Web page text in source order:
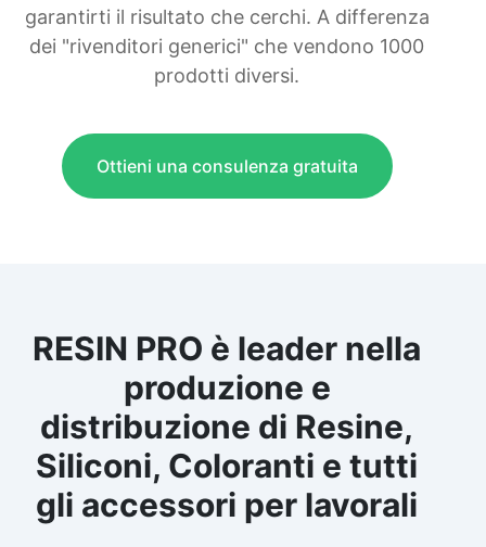
garantirti il risultato che cerchi. A differenza
dei "rivenditori generici" che vendono 1000
prodotti diversi.
Ottieni una consulenza gratuita
RESIN PRO è leader nella
produzione e
distribuzione di Resine,
Siliconi, Coloranti e tutti
gli accessori per lavorali